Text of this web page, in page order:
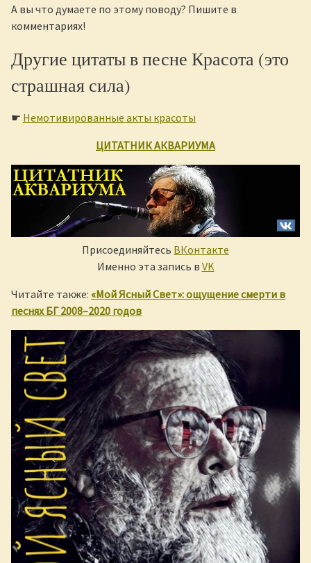
А вы что думаете по этому поводу? Пишите в
комментариях!
Другие цитаты в песне Красота (это
страшная сила)
☛ Немотивированные акты красоты
ЦИТАТНИК АКВАРИУМА
Присоединяйтесь ВКонтакте
Именно эта запись в VK
Читайте также: «Мой Ясный Свет»: ощущение смерти в
песнях БГ 2008–2020 годов